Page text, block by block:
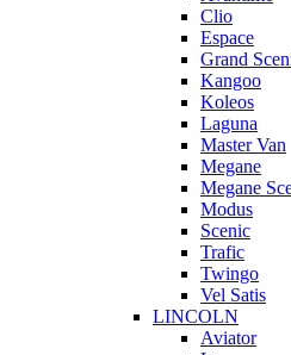
Clio
Espace
Grand
Kangoo
Koleos
Laguna
Master Van
Megane
Megane
Modus
Scenic
Trafic
Twingo
Vel Satis
LINCOLN
Aviator